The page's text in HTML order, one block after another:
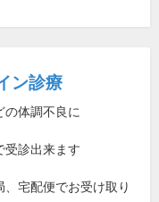
ン診療
の体調不良に
受診出来ます
宅配便でお受け取り